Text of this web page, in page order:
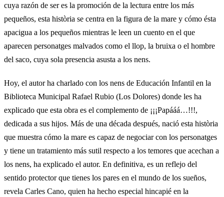
cuya razón de ser es la promoción de la lectura entre los más
pequeños, esta història se centra en la figura de la mare y cómo ésta
apacigua a los pequeños mientras le leen un cuento en el que
aparecen personatges malvados como el llop, la bruixa o el hombre
del saco, cuya sola presencia asusta a los nens.
Hoy, el autor ha charlado con los nens de Educación Infantil en la
Biblioteca Municipal Rafael Rubio (Los Dolores) donde les ha
explicado que esta obra es el complemento de ¡¡¡Papááá…!!!,
dedicada a sus hijos. Más de una década después, nació esta història
que muestra cómo la mare es capaz de negociar con los personatges
y tiene un tratamiento más sutil respecto a los temores que acechan a
los nens, ha explicado el autor. En definitiva, es un reflejo del
sentido protector que tienes los pares en el mundo de los sueños,
revela Carles Cano, quien ha hecho especial hincapié en la